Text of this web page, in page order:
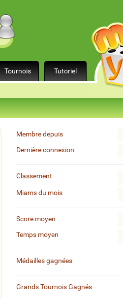
Tournois Tutoriel
Membre depuis
Dernière connexion
Classement
Miams du mois
Score moyen
Temps moyen
Médailles gagnées
Grands Tournois Gagnés